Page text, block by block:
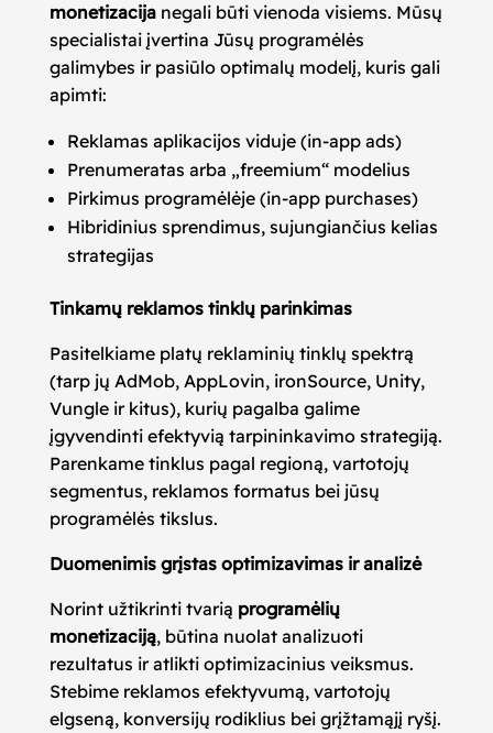
monetizacijanegali būti vienoda visiems. Mūsų
specialistai įvertina Jūsų programėlės
galimybes ir pasiūlo optimalų modelį, kuris gali
apimti:
Reklamas aplikacijos viduje (in-app ads)
Prenumeratas arba „freemium“ modelius
Pirkimus programėlėje (in-app purchases)
Hibridinius sprendimus, sujungiančius kelias
strategijas
Tinkamų reklamos tinklų parinkimas
Pasitelkiame platų reklaminių tinklų spektrą
(tarp jų AdMob, AppLovin, ironSource, Unity,
Vungle ir kitus), kurių pagalba galime
įgyvendinti efektyvią tarpininkavimo strategiją.
Parenkame tinklus pagal regioną, vartotojų
segmentus, reklamos formatus bei jūsų
programėlės tikslus.
Duomenimis grįstas optimizavimas ir analizė
Norint užtikrinti tvarią programėlių
monetizaciją, būtina nuolat analizuoti
rezultatus ir atlikti optimizacinius veiksmus.
Stebime reklamos efektyvumą, vartotojų
elgseną, konversijų rodiklius bei grįžtamąjį ryšį.